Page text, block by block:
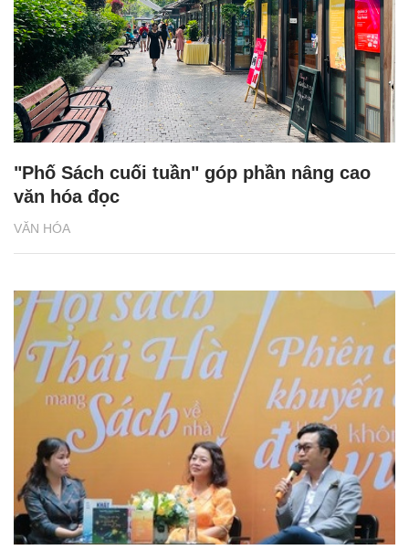
VĂN HÓA
"Phố Sách cuối tuần" góp phần nâng cao
văn hóa đọc